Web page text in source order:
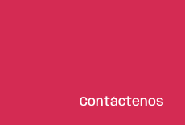
Contáctenos